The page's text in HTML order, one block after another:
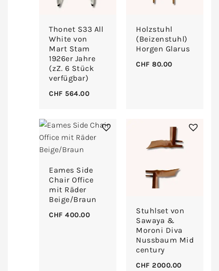
Thonet S33 All
White von
Mart Stam
1926er Jahre
(zZ. 6 Stück
verfügbar)
CHF 564.00
Holzstuhl
(Beizenstuhl)
Horgen Glarus
CHF 80.00
Eames Side
Chair Office
mit Räder
Beige/Braun
CHF 400.00
Stuhlset von
Sawaya &
Moroni Diva
Nussbaum Mid
century
CHF 2000.00